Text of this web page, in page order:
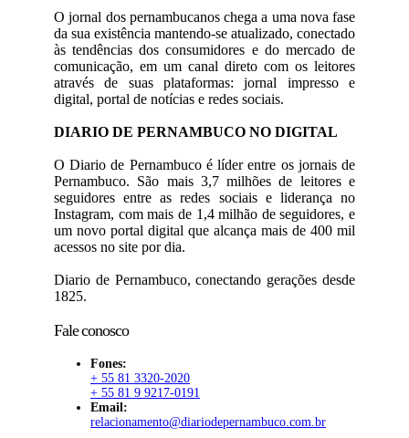
O jornal dos pernambucanos chega a uma nova fase
da sua existência mantendo-se atualizado, conectado
às tendências dos consumidores e do mercado de
comunicação, em um canal direto com os leitores
através de suas plataformas: jornal impresso e
digital, portal de notícias e redes sociais.
DIARIO DE PERNAMBUCO NO DIGITAL
O Diario de Pernambuco é líder entre os jornais de
Pernambuco. São mais 3,7 milhões de leitores e
seguidores entre as redes sociais e liderança no
Instagram, com mais de 1,4 milhão de seguidores, e
um novo portal digital que alcança mais de 400 mil
acessos no site por dia.
Diario de Pernambuco, conectando gerações desde
1825.
Fale conosco
Fones:
+ 55 81 3320-2020
+ 55 81 9 9217-0191
Email:
relacionamento@diariodepernambuco.com.br